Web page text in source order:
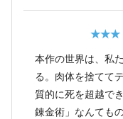
★★★
本作の世界は、私
る。肉体を捨てて
質的に死を超越で
錬金術」なんても